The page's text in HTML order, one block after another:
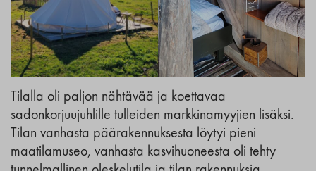
Tilalla oli paljon nähtävää ja koettavaa
sadonkorjuujuhlille tulleiden markkinamyyjien lisäksi.
Tilan vanhasta päärakennuksesta löytyi pieni
maatilamuseo, vanhasta kasvihuoneesta oli tehty